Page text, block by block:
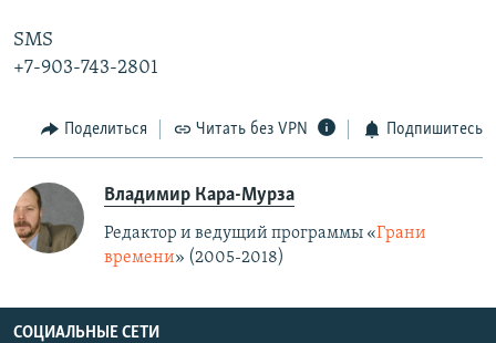
SMS
+7-903-743-2801
Поделиться Читать без VPN Подпишитесь
Владимир Кара-Мурза
Редактор и ведущий программы «Грани
времени» (2005-2018)
СОЦИАЛЬНЫЕ СЕТИ